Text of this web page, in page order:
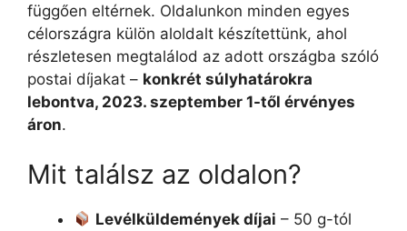
függően eltérnek. Oldalunkon minden egyes
célországra külön aloldalt készítettünk, ahol
részletesen megtalálod az adott országba szóló
postai díjakat – konkrét súlyhatárokra
lebontva, 2023. szeptember 1-től érvényes
áron.
Mit találsz az oldalon?
Levélküldemények díjai – 50 g-tól